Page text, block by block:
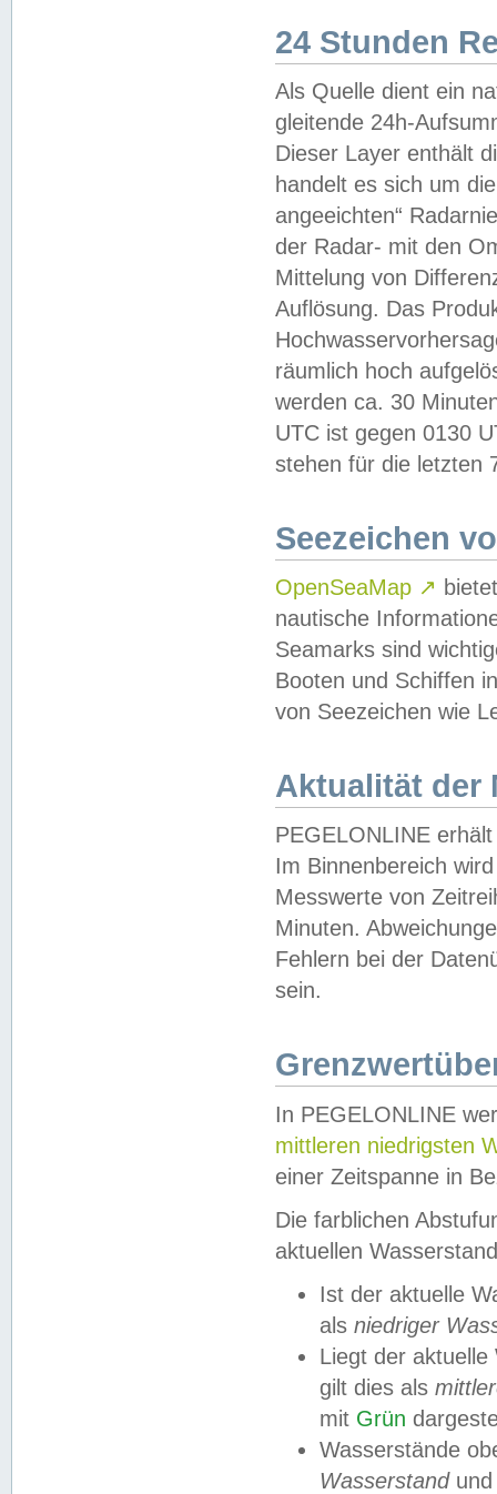
24 Stunden
Als Quelle dient ein
gleitende 24h-
Dieser Layer enthält
handelt es sich um
angeeichten“
der Radar- mit den
Mittelung von
Auflösung. Das
räumlich hoch
werden ca. 30
UTC ist gegen 0130
stehen für die letzten
Seezeichen
OpenSeaMap ↗
nautische
Seamarks sind
Booten und Schiffen
von Seezeichen wie
Aktualität der
PEGELONLINE
Im Binnenbereich
Messwerte von
Minuten.
Fehlern bei der
sein.
In PEGELONLINE
mittleren niedrigsten
einer Zeitspanne in
Die farblichen
aktuellen
Ist der aktuelle
als niedriger
Liegt der
gilt dies als
mit Grün
Wasserstände
Wasserstandund